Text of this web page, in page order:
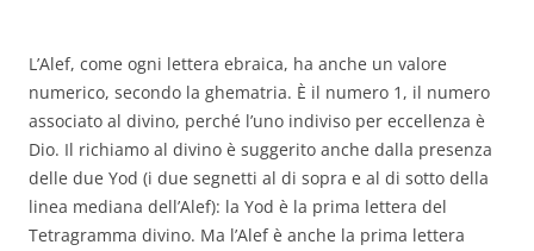
L’Alef, come ogni lettera ebraica, ha anche un valore
numerico, secondo la ghematria. È il numero 1, il numero
associato al divino, perché l’uno indiviso per eccellenza è
Dio. Il richiamo al divino è suggerito anche dalla presenza
delle due Yod (i due segnetti al di sopra e al di sotto della
linea mediana dell’Alef): la Yod è la prima lettera del
Tetragramma divino. Ma l’Alef è anche la prima lettera